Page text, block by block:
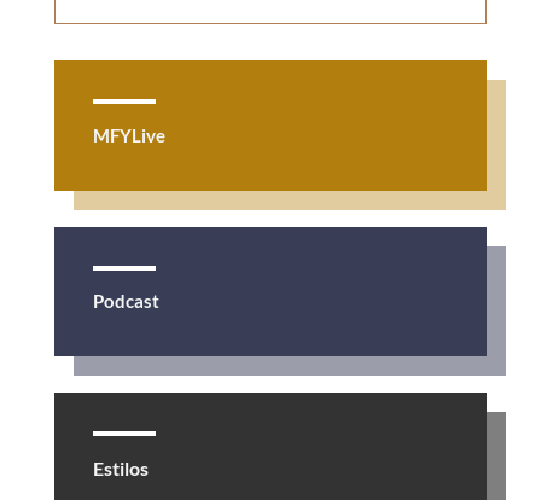
MFYLive
Podcast
Estilos